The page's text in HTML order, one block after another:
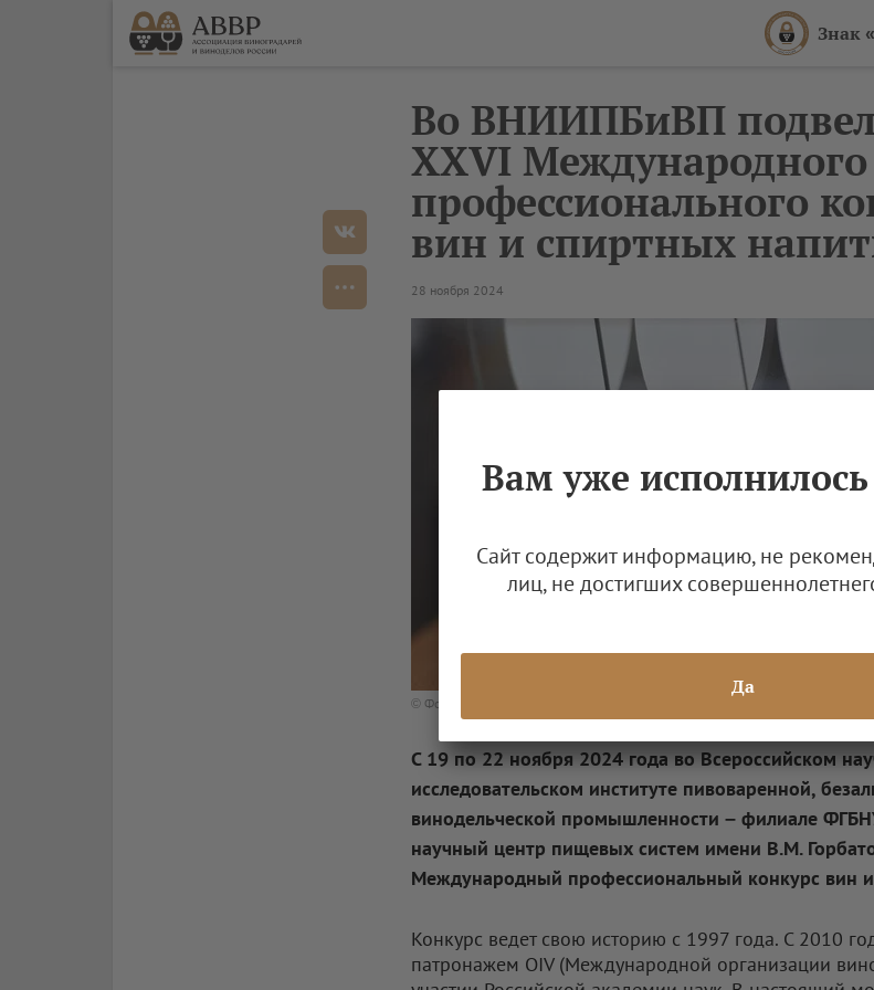
Знак
Во ВНИИПБиВП
XXVI Международного
профессионального
вин и спиртных
28 ноября 2024
© Фото: РИА Новости
С 19 по 22 ноября 2024 года во Всероссийском
исследовательском институте пивоваренной,
винодельческой промышленности – филиале
научный центр пищевых систем имени В.М.
Международный профессиональный конкурс вин
Конкурс ведет свою историю с 1997 года. С 2010
патронажем OIV (Международной организации
Вам уже исполнилось
Сайт содержит информацию, не
лиц, не достигших
Да